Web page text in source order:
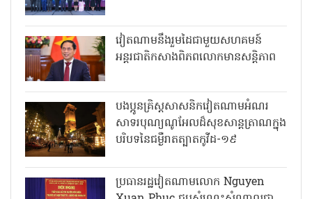
វៀតណាមនឹងរួមដៃជាមួយសហគមន៍
អន្តរជាតិកសាងពិភពលោកមានសន្តិភាព
បងប្អូនគ្រិស្តសាសនិកវៀតណាមអំណរ
សាទរបុណ្យណូអែលដ៏សុខសាន្តត្រាណក្នុង
បរិបទនៃជម្ងឺរាតត្បាតកូវីដ-១៩
ប្រធានរដ្ឋវៀតណាមលោក Nguyen